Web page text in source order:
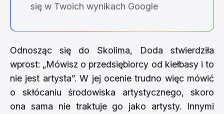
się w Twoich wynikach Google
Odnosząc się do Skolima, Doda stwierdziła
wprost: „Mówisz o przedsiębiorcy od kiełbasy i to
nie jest artysta”. W jej ocenie trudno więc mówić
o skłócaniu środowiska artystycznego, skoro
ona sama nie traktuje go jako artysty. Innymi